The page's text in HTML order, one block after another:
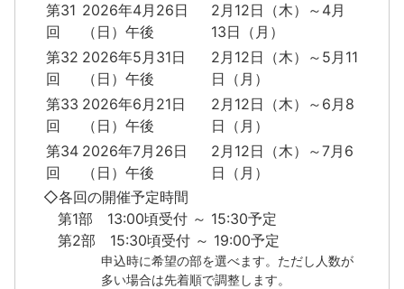
第31
回
2026年4月26日
（日）午後
2月12日（木）～4月
13日（月）
第32
回
2026年5月31日
（日）午後
2月12日（木）～5月11
日（月）
第33
回
2026年6月21日
（日）午後
2月12日（木）～6月8
日（月）
第34
回
2026年7月26日
（日）午後
2月12日（木）～7月6
日（月）
◇各回の開催予定時間
第1部 13:00頃受付 ～ 15:30予定
第2部 15:30頃受付 ～ 19:00予定
申込時に希望の部を選べます。ただし人数が
多い場合は先着順で調整します。